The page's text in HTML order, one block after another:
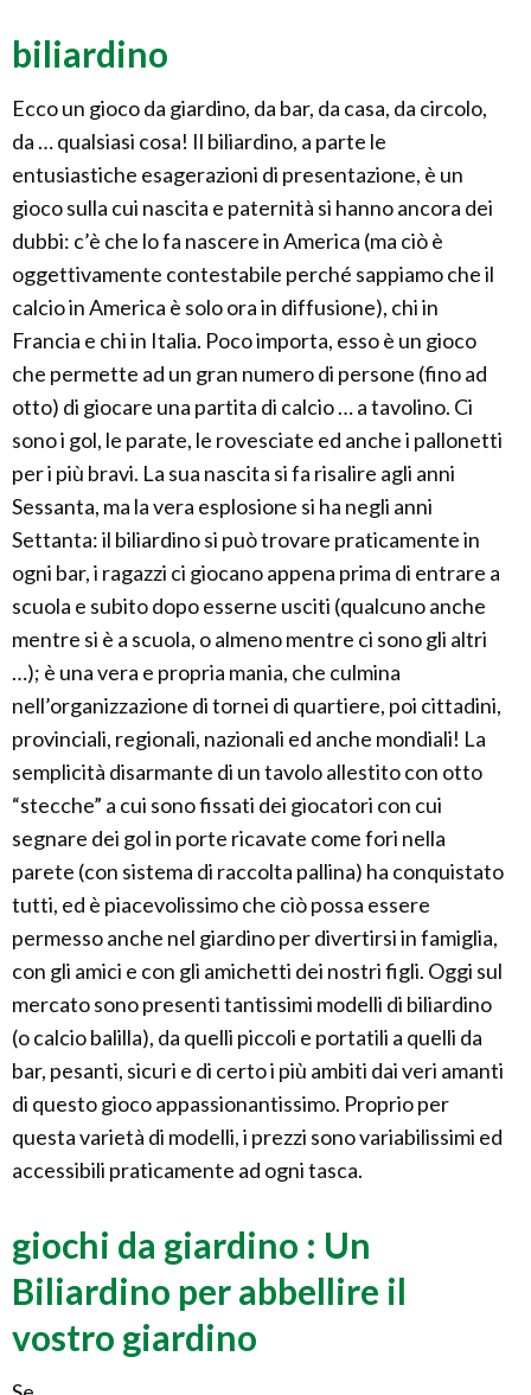
biliardino
Ecco un gioco da giardino, da bar, da casa, da circolo,
da … qualsiasi cosa! Il biliardino, a parte le
entusiastiche esagerazioni di presentazione, è un
gioco sulla cui nascita e paternità si hanno ancora dei
dubbi: c’è che lo fa nascere in America (ma ciò è
oggettivamente contestabile perché sappiamo che il
calcio in America è solo ora in diffusione), chi in
Francia e chi in Italia. Poco importa, esso è un gioco
che permette ad un gran numero di persone (fino ad
otto) di giocare una partita di calcio … a tavolino. Ci
sono i gol, le parate, le rovesciate ed anche i pallonetti
per i più bravi. La sua nascita si fa risalire agli anni
Sessanta, ma la vera esplosione si ha negli anni
Settanta: il biliardino si può trovare praticamente in
ogni bar, i ragazzi ci giocano appena prima di entrare a
scuola e subito dopo esserne usciti (qualcuno anche
mentre si è a scuola, o almeno mentre ci sono gli altri
…); è una vera e propria mania, che culmina
nell’organizzazione di tornei di quartiere, poi cittadini,
provinciali, regionali, nazionali ed anche mondiali! La
semplicità disarmante di un tavolo allestito con otto
“stecche” a cui sono fissati dei giocatori con cui
segnare dei gol in porte ricavate come fori nella
parete (con sistema di raccolta pallina) ha conquistato
tutti, ed è piacevolissimo che ciò possa essere
permesso anche nel giardino per divertirsi in famiglia,
con gli amici e con gli amichetti dei nostri figli. Oggi sul
mercato sono presenti tantissimi modelli di biliardino
(o calcio balilla), da quelli piccoli e portatili a quelli da
bar, pesanti, sicuri e di certo i più ambiti dai veri amanti
di questo gioco appassionantissimo. Proprio per
questa varietà di modelli, i prezzi sono variabilissimi ed
accessibili praticamente ad ogni tasca.
giochi da giardino : Un
Biliardino per abbellire il
vostro giardino